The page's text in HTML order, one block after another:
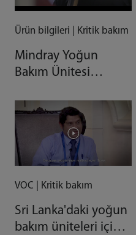
Ürün bilgileri | Kritik bakım
Mindray Yoğun
Bakım Ünitesi
VOC | Kritik bakım
Sri Lanka'daki yoğun
bakım üniteleri için